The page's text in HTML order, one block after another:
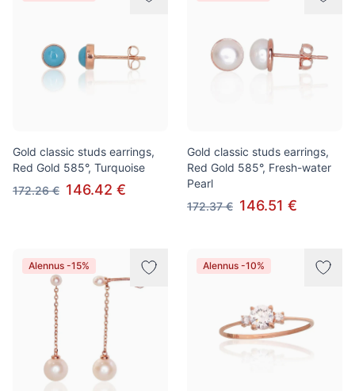
Gold classic studs earrings,
Red Gold 585°, Turquoise
172.26 € 146.42 €
Gold classic studs earrings,
Red Gold 585°, Fresh-water
Pearl
172.37 € 146.51 €
Alennus -15% Alennus -10%